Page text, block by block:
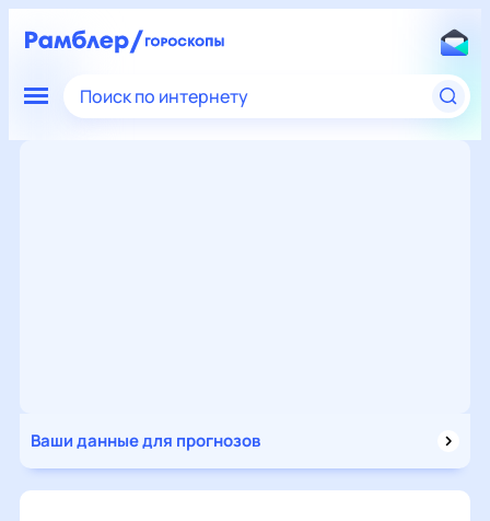
Поиск по интернету
Ваши данные для прогнозов